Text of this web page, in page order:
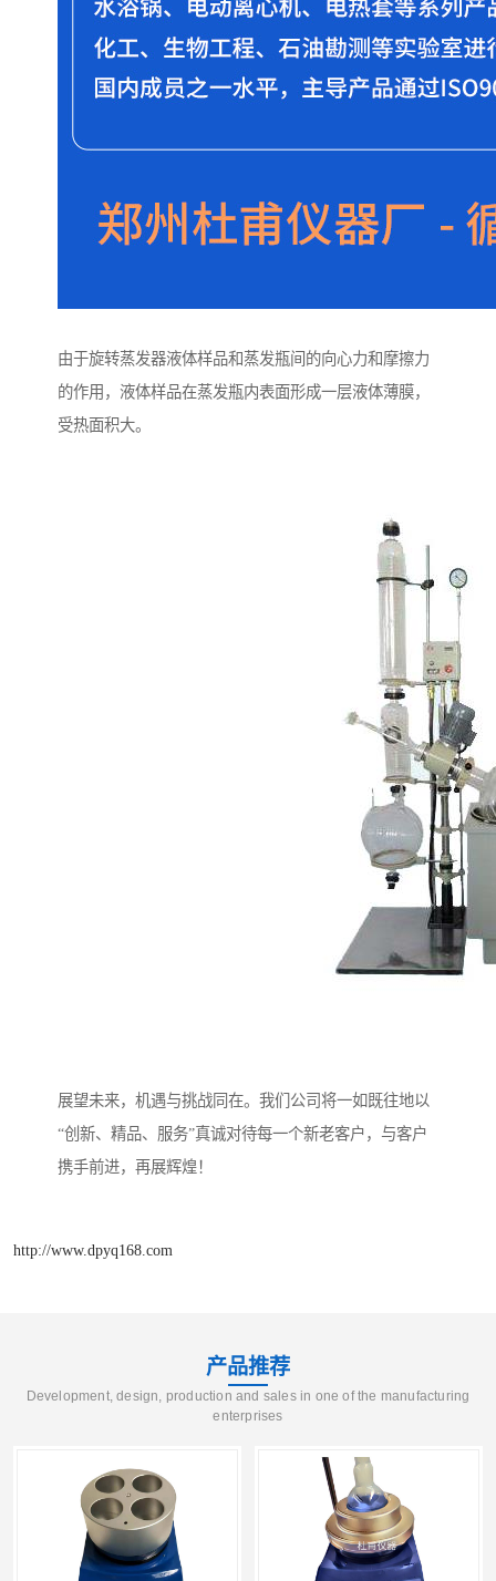
由于旋转蒸发器液体样品和蒸发瓶间的向心力和摩擦力
的作用，液体样品在蒸发瓶内表面形成一层液体薄膜，
受热面积大。
展望未来，机遇与挑战同在。我们公司将一如既往地以
“创新、精品、服务”真诚对待每一个新老客户，与客户
携手前进，再展辉煌！
http://www.dpyq168.com
产品推荐
Development, design, production and sales in one of the manufacturing
enterprises